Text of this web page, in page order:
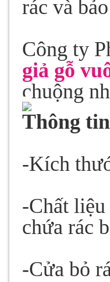
rác và
Công ty
giả gỗ
chuộng
Thông
-Kích
-Chất liệu
chứa rác
-Cửa bỏ